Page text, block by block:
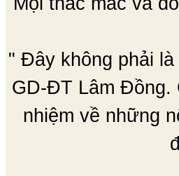
" Đây không phải
GD-ĐT Lâm Đồng.
nhiệm về những